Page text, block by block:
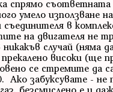
спрямо
умело използване
съединителя в
на двигателя не
никакъв случай (няма
високи (ще
се стремите да
Ако забуксувате - не